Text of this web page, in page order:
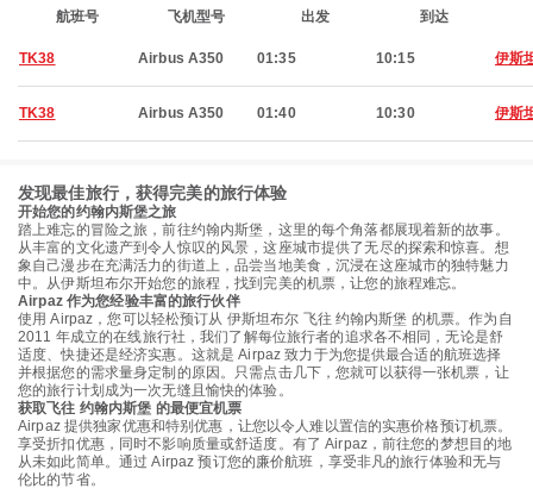
航班号 飞机型号 出发 到达
TK38 Airbus A350 01:35 10:15 伊斯
TK38 Airbus A350 01:40 10:30 伊斯
发现最佳旅行，获得完美的旅行体验
开始您的约翰内斯堡之旅
踏上难忘的冒险之旅，前往约翰内斯堡，这里的每个角落都展现着新的故事。
从丰富的文化遗产到令人惊叹的风景，这座城市提供了无尽的探索和惊喜。想
象自己漫步在充满活力的街道上，品尝当地美食，沉浸在这座城市的独特魅力
中。从伊斯坦布尔开始您的旅程，找到完美的机票，让您的旅程难忘。
Airpaz 作为您经验丰富的旅行伙伴
使用 Airpaz，您可以轻松预订从 伊斯坦布尔 飞往 约翰内斯堡 的机票。作为自
2011 年成立的在线旅行社，我们了解每位旅行者的追求各不相同，无论是舒
适度、快捷还是经济实惠。这就是 Airpaz 致力于为您提供最合适的航班选择
并根据您的需求量身定制的原因。只需点击几下，您就可以获得一张机票，让
您的旅行计划成为一次无缝且愉快的体验。
获取飞往 约翰内斯堡 的最便宜机票
Airpaz 提供独家优惠和特别优惠，让您以令人难以置信的实惠价格预订机票。
享受折扣优惠，同时不影响质量或舒适度。有了 Airpaz，前往您的梦想目的地
从未如此简单。通过 Airpaz 预订您的廉价航班，享受非凡的旅行体验和无与
伦比的节省。